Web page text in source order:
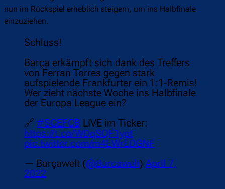
nun im Rückspiel erheblich steigern, um ins Halbfinale
einzuziehen.
Schluss!
Barça erkämpft sich dank des Treffers
von Ferran Torres gegen stark
aufspielende Frankfurter ein 1:1-Remis!
Wer zieht nächste Woche ins Halbfinale
der Europa League ein?
🔗 #SGEFCB LIVE im Ticker:
https://t.co/WDqSQF1ypt
pic.twitter.com/m4EWrEDGNF
— Barçawelt (@Barcawelt) April 7,
2022